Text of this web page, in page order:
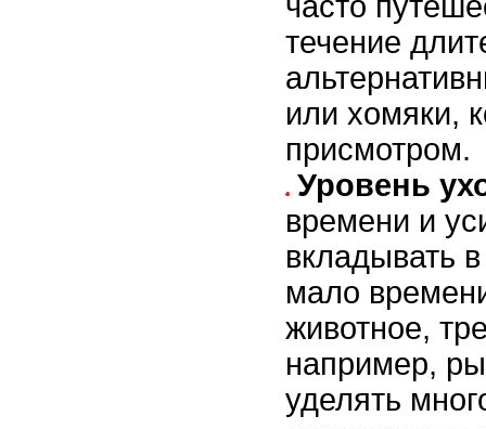
течение
или хомяки,
присмотром.
Уровень
времени и
вкладывать
мало
животное,
например,
уделять